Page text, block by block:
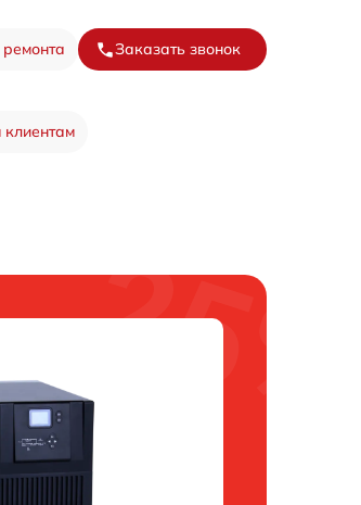
ремонта Заказать звонок